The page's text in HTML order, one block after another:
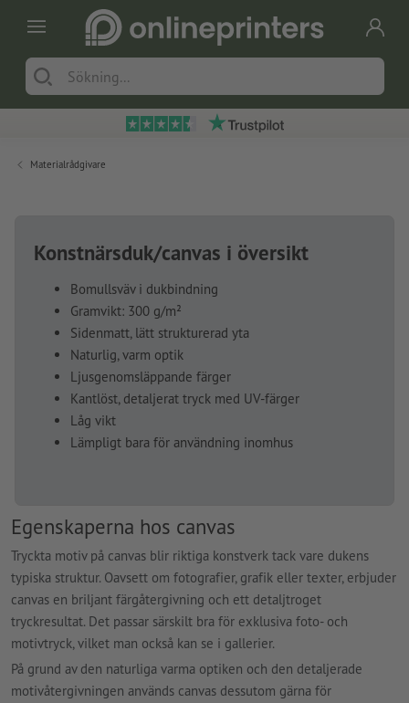
Materialrådgivare
Konstnärsduk/canvas i översikt
Bomullsväv i dukbindning
Gramvikt: 300 g/m²
Sidenmatt, lätt strukturerad yta
Naturlig, varm optik
Ljusgenomsläppande färger
Kantlöst, detaljerat tryck med UV-färger
Låg vikt
Lämpligt bara för användning inomhus
Egenskaperna hos canvas
Tryckta motiv på canvas blir riktiga konstverk tack vare dukens
typiska struktur. Oavsett om fotografier, grafik eller texter, erbjuder
canvas en briljant färgåtergivning och ett detaljtroget
tryckresultat. Det passar särskilt bra för exklusiva foto- och
motivtryck, vilket man också kan se i gallerier.
På grund av den naturliga varma optiken och den detaljerade
motivåtergivningen används canvas dessutom gärna för